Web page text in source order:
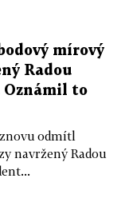
mírový
Radou
Oznámil to
odmítl
navržený Radou